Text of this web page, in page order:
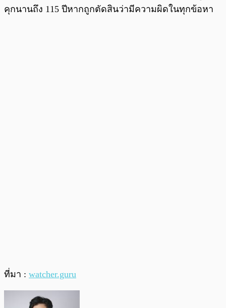
คุกนานถึง 115 ปีหากถูกตัดสินว่ามีความผิดในทุกข้อหา
ที่มา : watcher.guru